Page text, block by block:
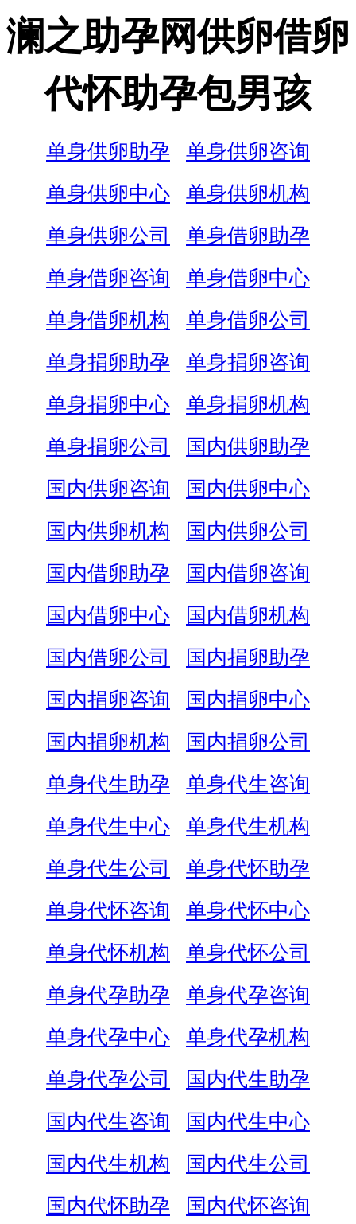
澜之助孕网供卵借卵
代怀助孕包男孩
单身供卵助孕
单身供卵咨询
单身供卵中心
单身供卵机构
单身供卵公司
单身借卵助孕
单身借卵咨询
单身借卵中心
单身借卵机构
单身借卵公司
单身捐卵助孕
单身捐卵咨询
单身捐卵中心
单身捐卵机构
单身捐卵公司
国内供卵助孕
国内供卵咨询
国内供卵中心
国内供卵机构
国内供卵公司
国内借卵助孕
国内借卵咨询
国内借卵中心
国内借卵机构
国内借卵公司
国内捐卵助孕
国内捐卵咨询
国内捐卵中心
国内捐卵机构
国内捐卵公司
单身代生助孕
单身代生咨询
单身代生中心
单身代生机构
单身代生公司
单身代怀助孕
单身代怀咨询
单身代怀中心
单身代怀机构
单身代怀公司
单身代孕助孕
单身代孕咨询
单身代孕中心
单身代孕机构
单身代孕公司
国内代生助孕
国内代生咨询
国内代生中心
国内代生机构
国内代生公司
国内代怀助孕
国内代怀咨询